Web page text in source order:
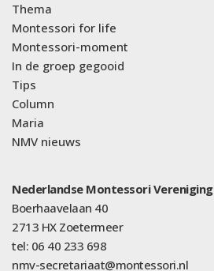
Thema
Montessori for life
Montessori-moment
In de groep gegooid
Tips
Column
Maria
NMV nieuws
Nederlandse Montessori Vereniging
Boerhaavelaan 40
2713 HX Zoetermeer
tel: 06 40 233 698
nmv-secretariaat@montessori.nl